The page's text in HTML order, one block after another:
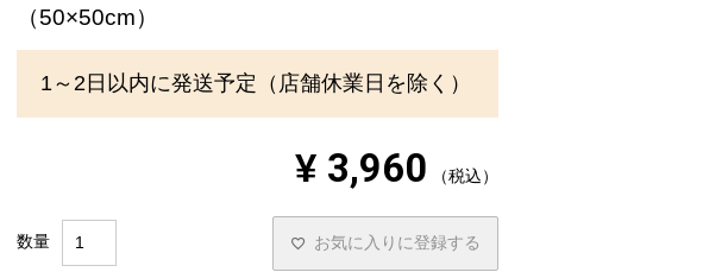
（50×50cm）
1～2日以内に発送予定（店舗休業日を除く）
¥ 3,960 税込
お気に入りに登録する